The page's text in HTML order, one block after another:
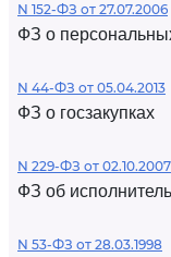
N 152-ФЗ от 27.07.2006
ФЗ о
N 44-ФЗ от 05.04.2013
ФЗ о госзакупках
N 229-ФЗ от 02.10.2007
ФЗ об
N 53-ФЗ от 28.03.1998